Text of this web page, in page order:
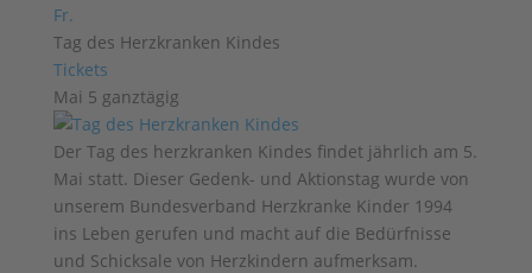
Fr.
Tag des Herzkranken Kindes
Tickets
Mai 5 ganztägig
Der Tag des herzkranken Kindes findet jährlich am 5.
Mai statt. Dieser Gedenk- und Aktionstag wurde von
unserem Bundesverband Herzkranke Kinder 1994
ins Leben gerufen und macht auf die Bedürfnisse
und Schicksale von Herzkindern aufmerksam.